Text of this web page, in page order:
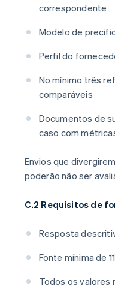
correspondente
Modelo de
Perfil do
No mínimo três
comparáveis
Documentos de
caso com
Envios que
poderão não ser
C.2 Requisitos de
Resposta
Fonte mínima de
Todos os valores